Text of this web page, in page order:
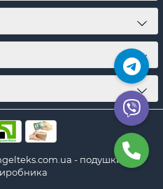
- подушки від